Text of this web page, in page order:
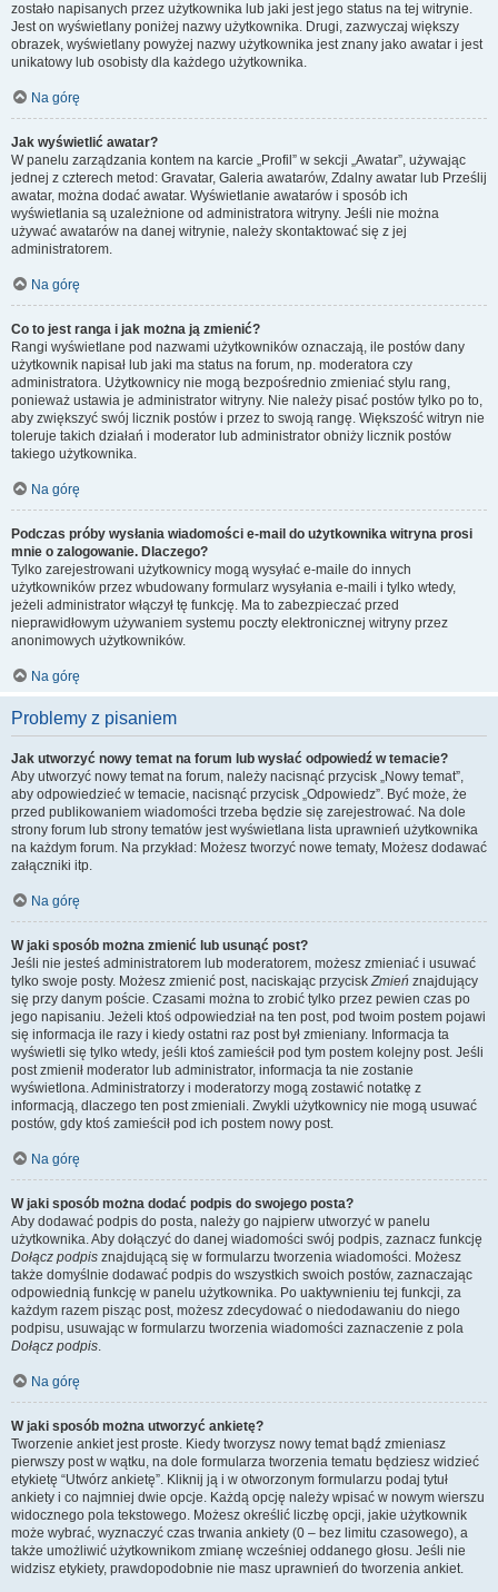
zostało napisanych przez użytkownika lub jaki jest jego status na tej witrynie.
Jest on wyświetlany poniżej nazwy użytkownika. Drugi, zazwyczaj większy
obrazek, wyświetlany powyżej nazwy użytkownika jest znany jako awatar i jest
unikatowy lub osobisty dla każdego użytkownika.
Na górę
Jak wyświetlić awatar?
W panelu zarządzania kontem na karcie „Profil” w sekcji „Awatar”, używając
jednej z czterech metod: Gravatar, Galeria awatarów, Zdalny awatar lub Prześlij
awatar, można dodać awatar. Wyświetlanie awatarów i sposób ich
wyświetlania są uzależnione od administratora witryny. Jeśli nie można
używać awatarów na danej witrynie, należy skontaktować się z jej
administratorem.
Na górę
Co to jest ranga i jak można ją zmienić?
Rangi wyświetlane pod nazwami użytkowników oznaczają, ile postów dany
użytkownik napisał lub jaki ma status na forum, np. moderatora czy
administratora. Użytkownicy nie mogą bezpośrednio zmieniać stylu rang,
ponieważ ustawia je administrator witryny. Nie należy pisać postów tylko po to,
aby zwiększyć swój licznik postów i przez to swoją rangę. Większość witryn nie
toleruje takich działań i moderator lub administrator obniży licznik postów
takiego użytkownika.
Na górę
Podczas próby wysłania wiadomości e-mail do użytkownika witryna prosi
mnie o zalogowanie. Dlaczego?
Tylko zarejestrowani użytkownicy mogą wysyłać e-maile do innych
użytkowników przez wbudowany formularz wysyłania e-maili i tylko wtedy,
jeżeli administrator włączył tę funkcję. Ma to zabezpieczać przed
nieprawidłowym używaniem systemu poczty elektronicznej witryny przez
anonimowych użytkowników.
Na górę
Problemy z pisaniem
Jak utworzyć nowy temat na forum lub wysłać odpowiedź w temacie?
Aby utworzyć nowy temat na forum, należy nacisnąć przycisk „Nowy temat”,
aby odpowiedzieć w temacie, nacisnąć przycisk „Odpowiedz”. Być może, że
przed publikowaniem wiadomości trzeba będzie się zarejestrować. Na dole
strony forum lub strony tematów jest wyświetlana lista uprawnień użytkownika
na każdym forum. Na przykład: Możesz tworzyć nowe tematy, Możesz dodawać
załączniki itp.
Na górę
W jaki sposób można zmienić lub usunąć post?
Jeśli nie jesteś administratorem lub moderatorem, możesz zmieniać i usuwać
tylko swoje posty. Możesz zmienić post, naciskając przyciskZmień znajdujący
się przy danym poście. Czasami można to zrobić tylko przez pewien czas po
jego napisaniu. Jeżeli ktoś odpowiedział na ten post, pod twoim postem pojawi
się informacja ile razy i kiedy ostatni raz post był zmieniany. Informacja ta
wyświetli się tylko wtedy, jeśli ktoś zamieścił pod tym postem kolejny post. Jeśli
post zmienił moderator lub administrator, informacja ta nie zostanie
wyświetlona. Administratorzy i moderatorzy mogą zostawić notatkę z
informacją, dlaczego ten post zmieniali. Zwykli użytkownicy nie mogą usuwać
postów, gdy ktoś zamieścił pod ich postem nowy post.
Na górę
W jaki sposób można dodać podpis do swojego posta?
Aby dodawać podpis do posta, należy go najpierw utworzyć w panelu
użytkownika. Aby dołączyć do danej wiadomości swój podpis, zaznacz funkcję
Dołącz podpis znajdującą się w formularzu tworzenia wiadomości. Możesz
także domyślnie dodawać podpis do wszystkich swoich postów, zaznaczając
odpowiednią funkcję w panelu użytkownika. Po uaktywnieniu tej funkcji, za
każdym razem pisząc post, możesz zdecydować o niedodawaniu do niego
podpisu, usuwając w formularzu tworzenia wiadomości zaznaczenie z pola
Dołącz podpis.
Na górę
W jaki sposób można utworzyć ankietę?
Tworzenie ankiet jest proste. Kiedy tworzysz nowy temat bądź zmieniasz
pierwszy post w wątku, na dole formularza tworzenia tematu będziesz widzieć
etykietę “Utwórz ankietę”. Kliknij ją i w otworzonym formularzu podaj tytuł
ankiety i co najmniej dwie opcje. Każdą opcję należy wpisać w nowym wierszu
widocznego pola tekstowego. Możesz określić liczbę opcji, jakie użytkownik
może wybrać, wyznaczyć czas trwania ankiety (0 – bez limitu czasowego), a
także umożliwić użytkownikom zmianę wcześniej oddanego głosu. Jeśli nie
widzisz etykiety, prawdopodobnie nie masz uprawnień do tworzenia ankiet.